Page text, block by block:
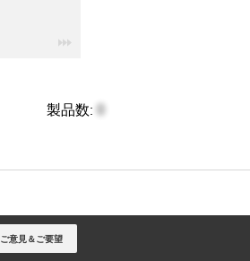
製品数: 0
ご意見＆ご要望